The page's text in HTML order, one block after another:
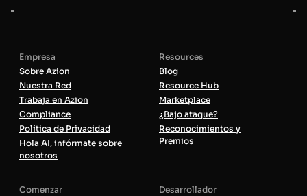
Empresa
Sobre Azion
Nuestra Red
Trabaja en Azion
Compliance
Política de Privacidad
Hola AI, infórmate sobre
nosotros
Resources
Blog
Resource Hub
Marketplace
¿Bajo ataque?
Reconocimientos y
Premios
Comenzar
Desarrollador